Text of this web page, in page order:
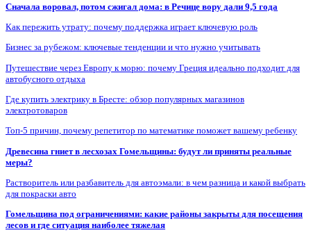
Сначала воровал, потом сжигал дома: в Речице вору дали 9,5 года
Как пережить утрату: почему поддержка играет ключевую роль
Бизнес за рубежом: ключевые тенденции и что нужно учитывать
Путешествие через Европу к морю: почему Греция идеально подходит для
автобусного отдыха
Где купить электрику в Бресте: обзор популярных магазинов
электротоваров
Топ-5 причин, почему репетитор по математике поможет вашему ребенку
Древесина гниет в лесхозах Гомельщины: будут ли приняты реальные
меры?
Растворитель или разбавитель для автоэмали: в чем разница и какой выбрать
для покраски авто
Гомельщина под ограничениями: какие районы закрыты для посещения
лесов и где ситуация наиболее тяжелая